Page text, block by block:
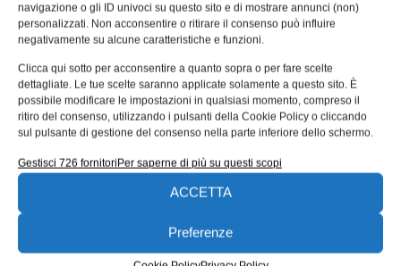
navigazione o gli ID univoci su questo sito e di mostrare annunci (non)
personalizzati. Non acconsentire o ritirare il consenso può influire
negativamente su alcune caratteristiche e funzioni.
Clicca qui sotto per acconsentire a quanto sopra o per fare scelte
dettagliate. Le tue scelte saranno applicate solamente a questo sito. È
possibile modificare le impostazioni in qualsiasi momento, compreso il
ritiro del consenso, utilizzando i pulsanti della Cookie Policy o cliccando
sul pulsante di gestione del consenso nella parte inferiore dello schermo.
Gestisci 726 fornitoriPer saperne di più su questi scopi
ACCETTA
Preferenze
finisce attualmente in discarica. Una grande parte
di questo potrebbe essere recuperata
economicamente creando nuove catene del valore
“inverse” che evitino la contaminazione del vetro
con altri materiali e garantiscano la separazione
dei tipi di vetro per eliminare o almeno limitare il
problema deldowncycling(ovvero vetro riciclato
che viene riutilizzato per produrre oggetti di qualità
inferiore rispetto al materiale originale, perché